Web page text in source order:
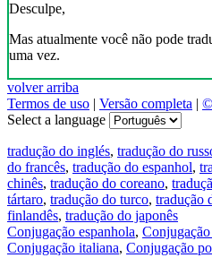
Desculpe,
Mas atualmente você não pode
uma vez.
volver arriba
Termos de uso | Versão completa | ©
Select a language
tradução do inglés, tradução do
do francês, tradução do espanhol,
chinês, tradução do coreano,
tártaro, tradução do turco, tradução
finlandês, tradução do japonês
Conjugação espanhola,
Conjugação italiana, Conjugação